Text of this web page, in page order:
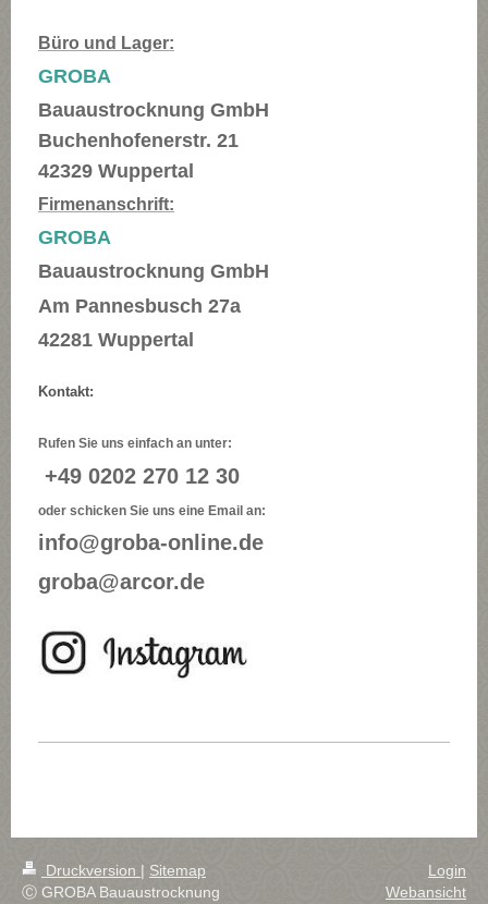
Büro und Lager:
GROBA
Bauaustrocknung GmbH
Buchenhofenerstr. 21
42329 Wuppertal
Firmenanschrift:
GROBA
Bauaustrocknung GmbH
Am Pannesbusch 27a
42281 Wuppertal
Kontakt:
Rufen Sie uns einfach an unter:
+49 0202 270 12 30
oder schicken Sie uns eine Email an:
info@groba-online.de
groba@arcor.de
Druckversion | Sitemap
Ⓒ GROBA Bauaustrocknung
Login
Webansicht